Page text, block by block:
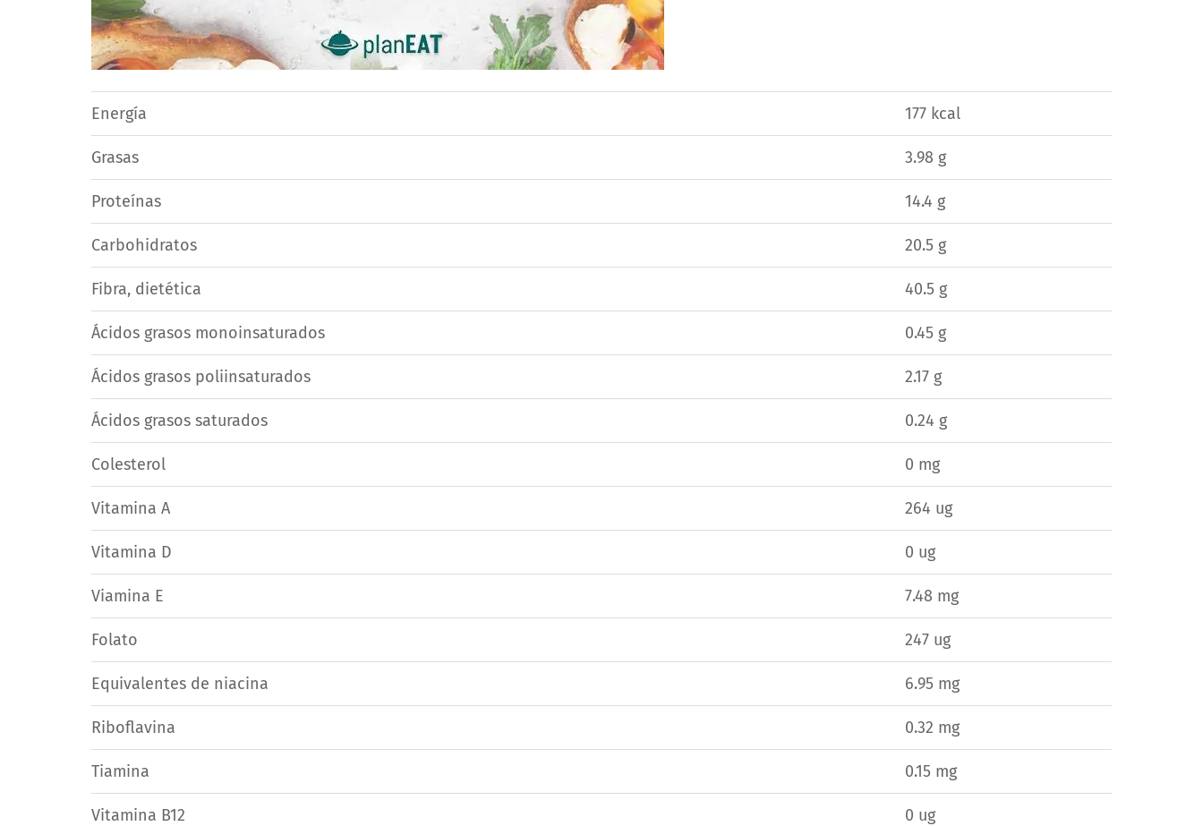
Energía 177 kcal
Grasas 3.98 g
Proteínas 14.4 g
Carbohidratos 20.5 g
Fibra, dietética 40.5 g
Ácidos grasos monoinsaturados 0.45 g
Ácidos grasos poliinsaturados 2.17 g
Ácidos grasos saturados 0.24 g
Colesterol 0 mg
Vitamina A 264 ug
Vitamina D 0 ug
Viamina E 7.48 mg
Folato 247 ug
Equivalentes de niacina 6.95 mg
Riboflavina 0.32 mg
Tiamina 0.15 mg
Vitamina B12 0 ug